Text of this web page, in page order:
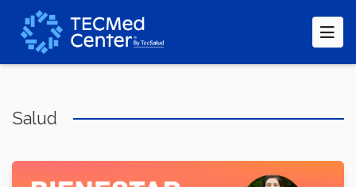
contenido
principal
Salud